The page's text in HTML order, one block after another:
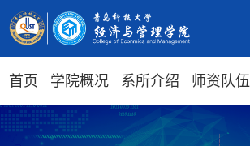
首页 学院概况 系所介绍 师资队伍